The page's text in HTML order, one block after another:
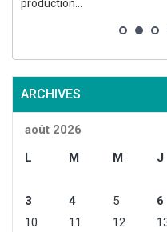
production...
ARCHIVES
août 2026
L
M M J
3
4 5 6
10
11 12